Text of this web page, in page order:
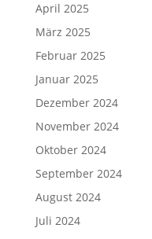
April 2025
März 2025
Februar 2025
Januar 2025
Dezember 2024
November 2024
Oktober 2024
September 2024
August 2024
Juli 2024